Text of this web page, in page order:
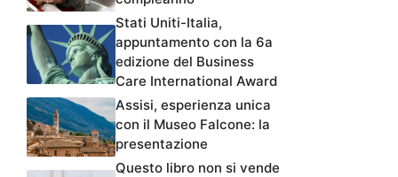
Stati Uniti-Italia,
appuntamento con la 6a
edizione del Business
Care International Award
Assisi, esperienza unica
con il Museo Falcone: la
presentazione
Questo libro non si vende